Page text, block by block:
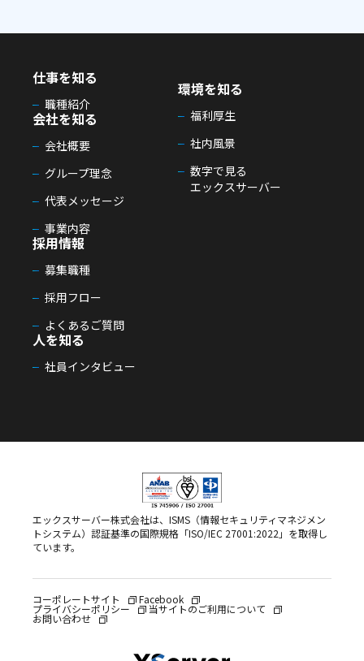
仕事を知る
職種紹介
人を知る
社員インタビュー
会社を知る
会社概要
グループ理念
代表メッセージ
事業内容
環境を知る
福利厚生
社内風景
数字で見る
エックスサーバー
採用情報
募集職種
採用フロー
よくあるご質問
エックスサーバー株式会社は、ISMS（情報セキュリティマネジメン
トシステム）認証基準の国際規格「ISO/IEC 27001:2022」を取得し
ています。
コーポレートサイト Facebook
プライバシーポリシー 当サイトのご利用について
お問い合わせ